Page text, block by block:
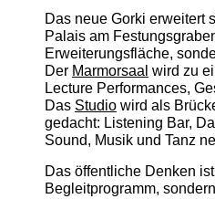
Das neue Gorki erweitert
Palais am
Erweiterungsfläche,
Der Marmorsaal wird zu
Lecture Performances,
Das Studiowird als
gedacht: Listening Bar,
Sound, Musik und Tanz
Das öffentliche Denken
Begleitprogramm,